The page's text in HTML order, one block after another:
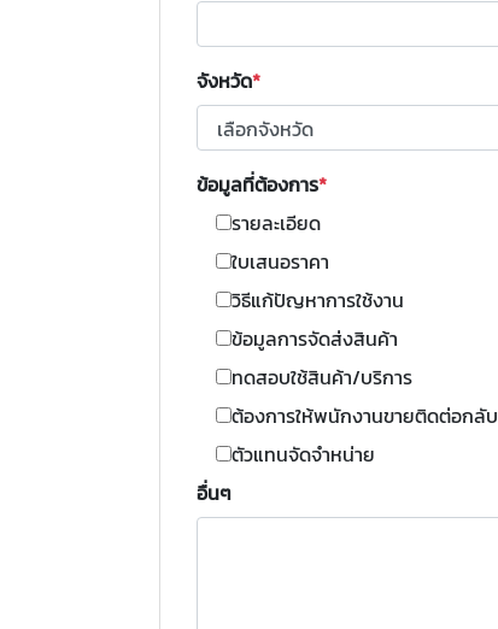
จังหวัด
ข้อมูลที่ต้องการ
รายละเอียด
ใบเสนอราคา
วิธีแก้ปัญหาการใช้งาน
ข้อมูลการจัดส่งสินค้า
ทดสอบใช้สินค้า/บริการ
ต้องการให้พนักงานขายติดต่อกลับ
ตัวแทนจัดจำหน่าย
อื่นๆ